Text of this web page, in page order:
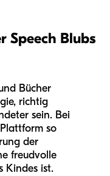
Speech Blubs
Bücher
richtig
sein. Bei
so
der
freudvolle
Kindes ist.